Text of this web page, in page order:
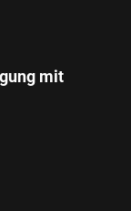
mit